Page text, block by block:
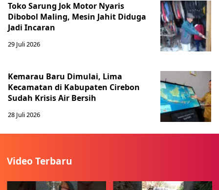
Toko Sarung Jok Motor Nyaris
Dibobol Maling, Mesin Jahit Diduga
Jadi Incaran
29 Juli 2026
Kemarau Baru Dimulai, Lima
Kecamatan di Kabupaten Cirebon
Sudah Krisis Air Bersih
28 Juli 2026
Video Terbaru